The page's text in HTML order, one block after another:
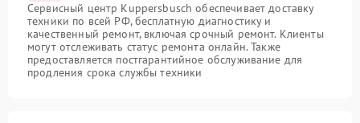
Сервисный центр Kuppersbusch обеспечивает доставку
техники по всей РФ, бесплатную диагностику и
качественный ремонт, включая срочный ремонт. Клиенты
могут отслеживать статус ремонта онлайн. Также
предоставляется постгарантийное обслуживание для
продления срока службы техники